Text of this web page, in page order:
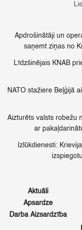
Apdrošinātāji un
saņemt ziņas no
Līdzšinējais KNAB
NATO stažiere Beļģijā
Aizturēts valsts robežu
ar
Izlūkdienesti:
Aktuāli
Apsardze
Darba Aizsardzība